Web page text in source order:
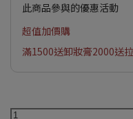
此商品參與的優惠活動
超值加價購
滿1500送卸妝膏2000送